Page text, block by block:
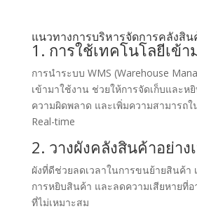
แนวทางการบริหารจัดการคลังสิน
1. การใช้เทคโนโลยีเข้า
การนำระบบ WMS (Warehouse
เข้ามาใช้งาน ช่วยให้การจัดเก็บและ
ความผิดพลาด และเพิ่มความสามารถ
Real-time
2. วางผังคลังสินค้าอย่าง
ผังที่ดีช่วยลดเวลาในการขนย้ายสินค้า
การหยิบสินค้า และลดความเสียหายที่อ
ที่ไม่เหมาะสม